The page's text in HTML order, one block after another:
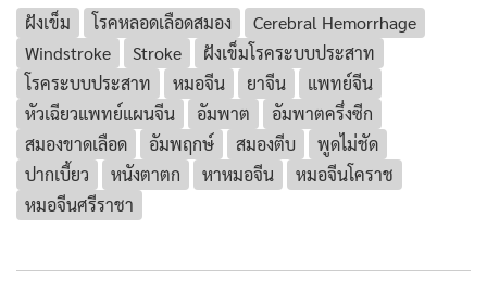
ฝังเข็ม โรคหลอดเลือดสมอง
Cerebral Hemorrhage
Windstroke
Stroke
ฝังเข็มโรคระบบประสาท
โรคระบบประสาท
หมอจีน ยาจีน
แพทย์จีน
หัวเฉียวแพทย์แผนจีน
อัมพาต
อัมพาตครึ่งซีก
สมองขาดเลือด
อัมพฤกษ์ สมองตีบ
พูดไม่ชัด
ปากเบี้ยว
หนังตาตก หาหมอจีน
หมอจีนโคราช
หมอจีนศรีราชา